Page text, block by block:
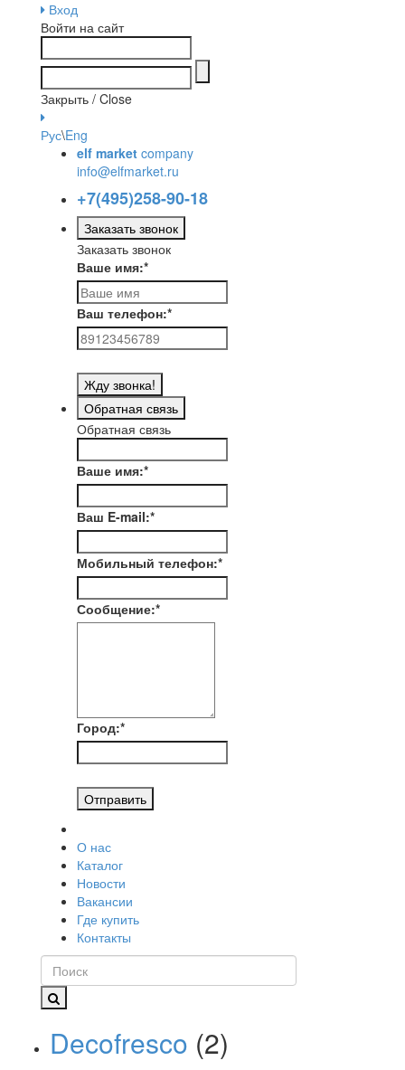
Вход
Войти на сайт
Закрыть / Close
Рус\Eng
elf market company
info@elfmarket.ru
+7(495)258-90-18
Заказать звонок
Заказать звонок
Ваше имя:*
Ваш телефон:*
Жду звонка!
Обратная связь
Обратная связь
Ваше имя:*
Ваш E-mail:*
Мобильный телефон:*
Сообщение:*
Город:*
Отправить
О нас
Каталог
Новости
Вакансии
Где купить
Контакты
Decofresco (2)